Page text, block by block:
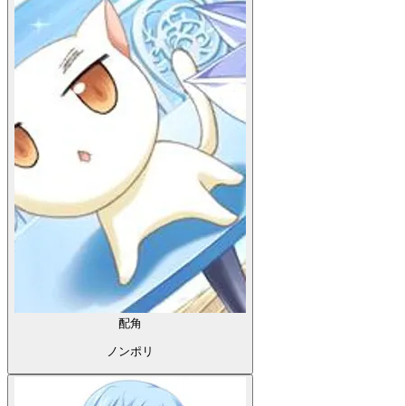
配角
ノンポリ